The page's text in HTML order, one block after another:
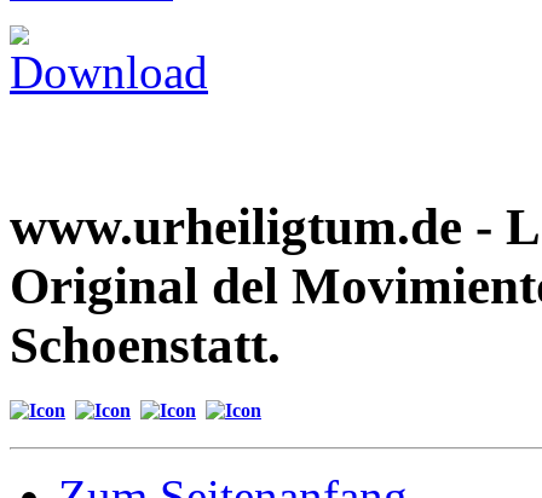
www.urheiligtum.de -
Original del
Schoenstatt.